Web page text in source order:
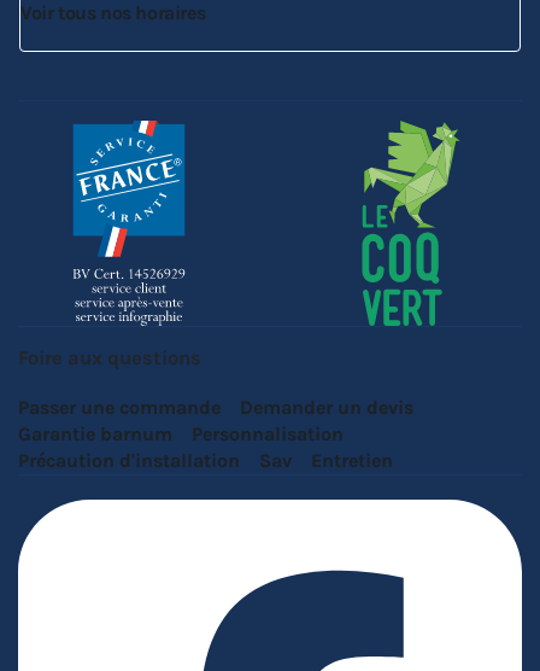
Voir tous nos horaires
Foire aux questions
Passer une commande
Demander un devis
Garantie barnum
Personnalisation
Précaution d'installation
Sav Entretien